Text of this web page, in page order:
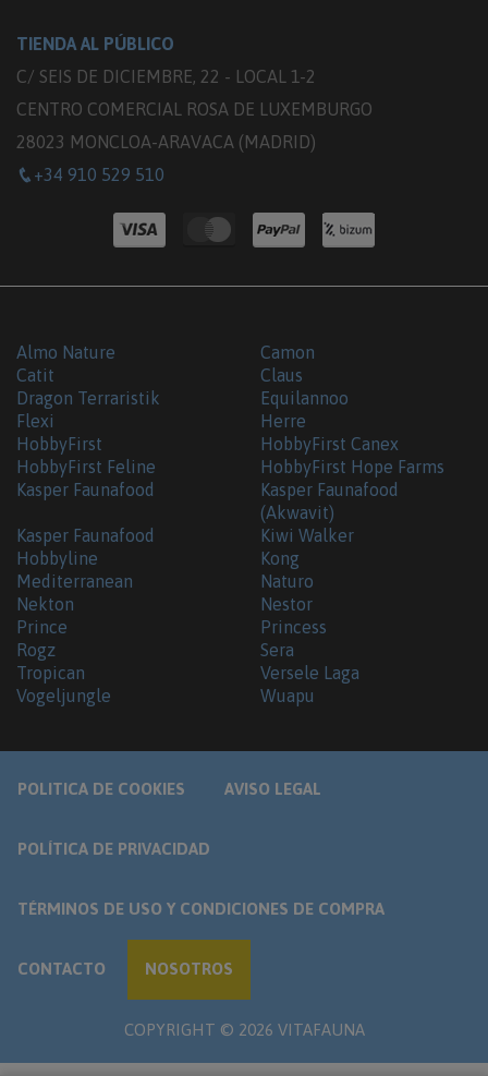
TIENDA AL PÚBLICO
C/ SEIS DE DICIEMBRE, 22 - LOCAL 1-2
CENTRO COMERCIAL ROSA DE LUXEMBURGO
28023 MONCLOA-ARAVACA (MADRID)
+34 910 529 510
Almo Nature
Camon
Catit
Claus
Dragon Terraristik
Equilannoo
Flexi
Herre
HobbyFirst
HobbyFirst Canex
HobbyFirst Feline
HobbyFirst Hope Farms
Kasper Faunafood
Kasper Faunafood
(Akwavit)
Kasper Faunafood
Hobbyline
Kiwi Walker
Kong
Mediterranean
Naturo
Nekton
Nestor
Prince
Princess
Rogz
Sera
Tropican
Versele Laga
Vogeljungle
Wuapu
POLITICA DE COOKIES AVISO LEGAL
POLÍTICA DE PRIVACIDAD
TÉRMINOS DE USO Y CONDICIONES DE COMPRA
CONTACTO NOSOTROS
COPYRIGHT © 2026 VITAFAUNA